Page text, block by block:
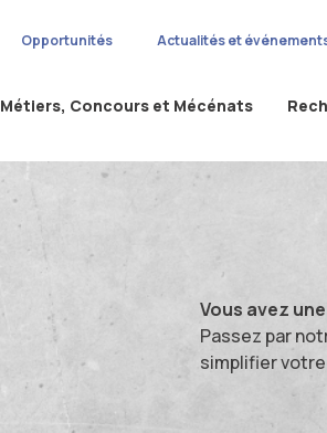
Opportunités Actualités et
Métiers, Concours et Mécénats
Vous avez
Passez par
simplifier